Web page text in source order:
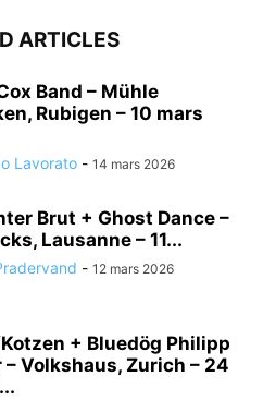
ARTICLES
Band – Mühle
Rubigen – 10 mars
Lavorato - 14 mars 2026
Brut + Ghost Dance –
Lausanne – 11...
- 12 mars 2026
+ Bluedög Philipp
– Volkshaus, Zurich – 24